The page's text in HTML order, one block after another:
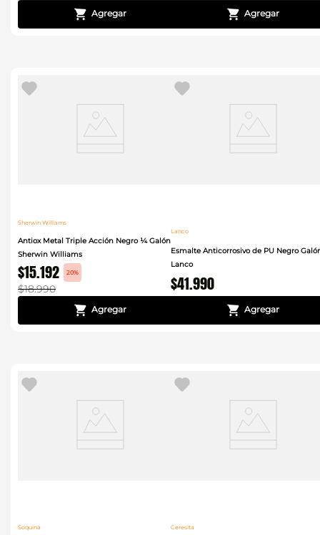
Sherwin Williams
Antiox Metal Triple Acción Negro ¼ Galón
Sherwin Williams
$15.192 20%
$18.990
Lanco
Esmalte Anticorrosivo de PU Negro
Lanco
$41.990
Soquina Ceresita